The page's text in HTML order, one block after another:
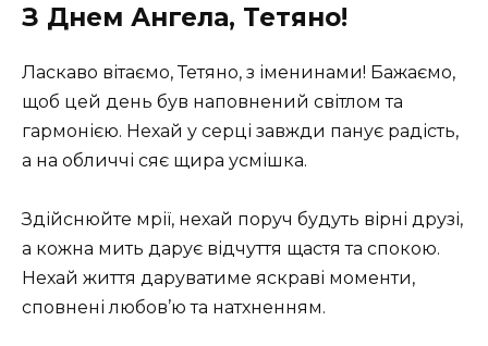
З Днем Ангела, Тетяно!
Ласкаво вітаємо, Тетяно, з іменинами! Бажаємо,
щоб цей день був наповнений світлом та
гармонією. Нехай у серці завжди панує радість,
а на обличчі сяє щира усмішка.
Здійснюйте мрії, нехай поруч будуть вірні друзі,
а кожна мить дарує відчуття щастя та спокою.
Нехай життя даруватиме яскраві моменти,
сповнені любов’ю та натхненням.